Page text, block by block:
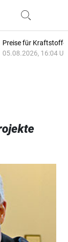
Preise für
05.08.2026, 16:04